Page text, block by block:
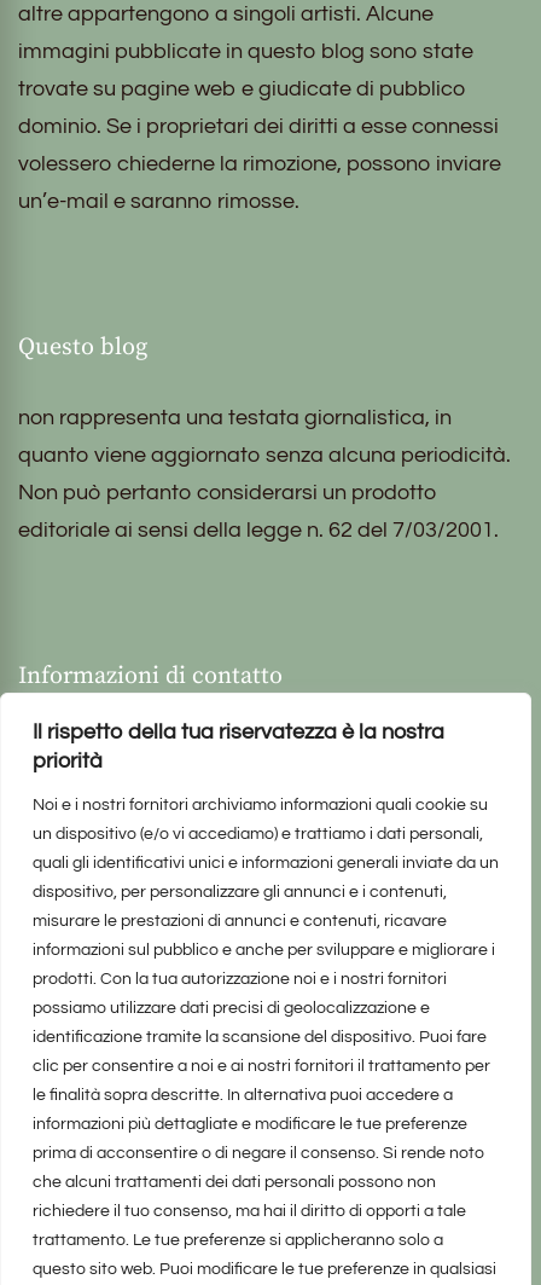
Il rispetto della tua riservatezza è la nostra
priorità
Noi e i nostri fornitori archiviamo informazioni quali cookie su
un dispositivo (e/o vi accediamo) e trattiamo i dati personali,
quali gli identificativi unici e informazioni generali inviate da un
dispositivo, per personalizzare gli annunci e i contenuti,
misurare le prestazioni di annunci e contenuti, ricavare
informazioni sul pubblico e anche per sviluppare e migliorare i
prodotti. Con la tua autorizzazione noi e i nostri fornitori
possiamo utilizzare dati precisi di geolocalizzazione e
identificazione tramite la scansione del dispositivo. Puoi fare
clic per consentire a noi e ai nostri fornitori il trattamento per
le finalità sopra descritte. In alternativa puoi accedere a
informazioni più dettagliate e modificare le tue preferenze
prima di acconsentire o di negare il consenso. Si rende noto
che alcuni trattamenti dei dati personali possono non
richiedere il tuo consenso, ma hai il diritto di opporti a tale
trattamento. Le tue preferenze si applicheranno solo a
questo sito web. Puoi modificare le tue preferenze in qualsiasi
altre appartengono a singoli artisti. Alcune
immagini pubblicate in questo blog sono state
trovate su pagine web e giudicate di pubblico
dominio. Se i proprietari dei diritti a esse connessi
volessero chiederne la rimozione, possono inviare
un’e-mail e saranno rimosse.
Questo blog
non rappresenta una testata giornalistica, in
quanto viene aggiornato senza alcuna periodicità.
Non può pertanto considerarsi un prodotto
editoriale ai sensi della legge n. 62 del 7/03/2001.
Informazioni di contatto